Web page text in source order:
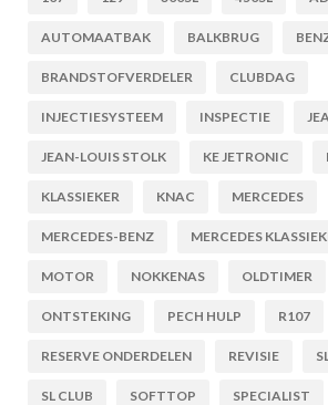
AUTOMAATBAK BALKBRUG
BRANDSTOFVERDELER CLUBDAG
INJECTIESYSTEEM INSPECTIE
JEAN-LOUIS STOLK KE JETRONIC
KLASSIEKER KNAC MERCEDES
MERCEDES-BENZ MERCEDES
MOTOR NOKKENAS OLDTIMER
ONTSTEKING PECH HULP R107
RESERVE ONDERDELEN REVISIE
SL CLUB SOFTTOP SPECIALIST